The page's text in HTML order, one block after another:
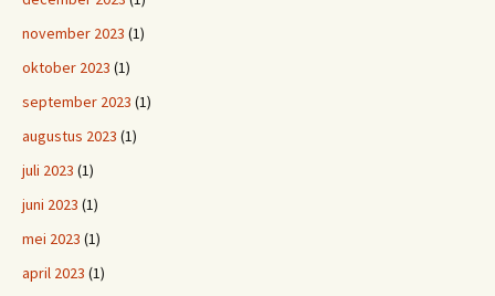
november 2023 (1)
oktober 2023 (1)
september 2023 (1)
augustus 2023 (1)
juli 2023 (1)
juni 2023 (1)
mei 2023 (1)
april 2023 (1)